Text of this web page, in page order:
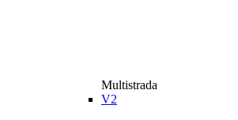
Multistrada
V2